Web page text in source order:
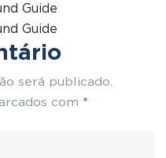
Guide
Guide
será publicado.
com *